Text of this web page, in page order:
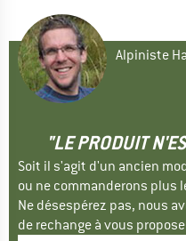
Alpiniste
"LE PRODUIT
Soit il s'agit d'un ancien
ou ne commanderons plus
Ne désespérez pas, nous
de rechange à vous